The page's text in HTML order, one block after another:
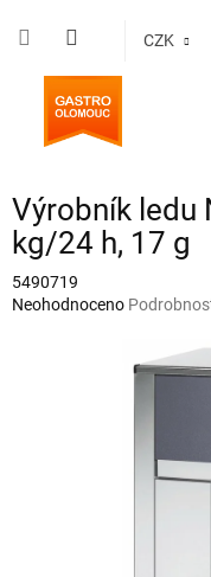
CZK
Výrobník ledu
kg/24 h, 17 g
5490719
Průměrné
Neohodnoceno